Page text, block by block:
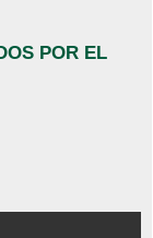
POR EL